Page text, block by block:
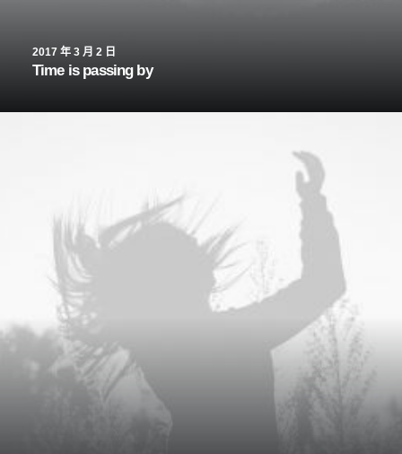
2017 年 3 月 2 日
Time is passing by